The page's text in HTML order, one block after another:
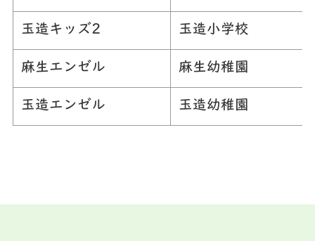
玉造キッズ2 玉造小学校
麻生エンゼル 麻生幼稚園
玉造エンゼル 玉造幼稚園